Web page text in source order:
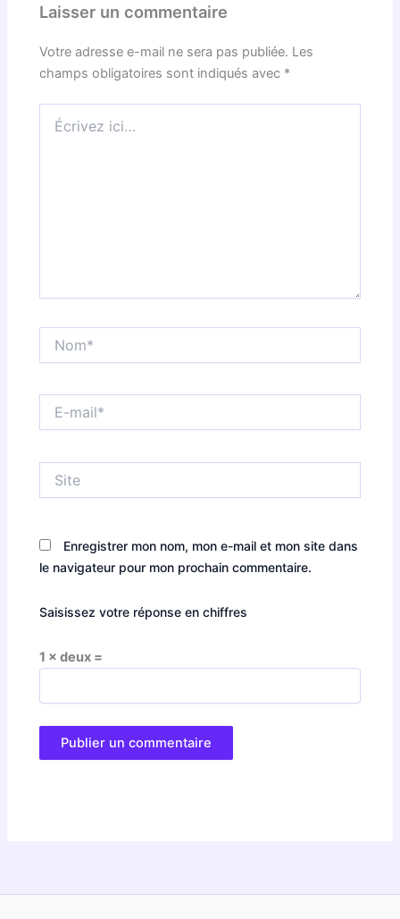
Laisser un commentaire
Votre adresse e-mail ne sera pas publiée. Les
champs obligatoires sont indiqués avec *
ici…
mail*
Enregistrer mon nom, mon e-mail et mon site dans
le navigateur pour mon prochain commentaire.
Saisissez votre réponse en chiffres
1 × deux =